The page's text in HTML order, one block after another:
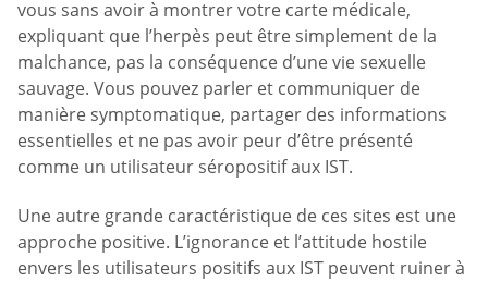
vous sans avoir à montrer votre carte médicale,
expliquant que l’herpès peut être simplement de la
malchance, pas la conséquence d’une vie sexuelle
sauvage. Vous pouvez parler et communiquer de
manière symptomatique, partager des informations
essentielles et ne pas avoir peur d’être présenté
comme un utilisateur séropositif aux IST.
Une autre grande caractéristique de ces sites est une
approche positive. L’ignorance et l’attitude hostile
envers les utilisateurs positifs aux IST peuvent ruiner à